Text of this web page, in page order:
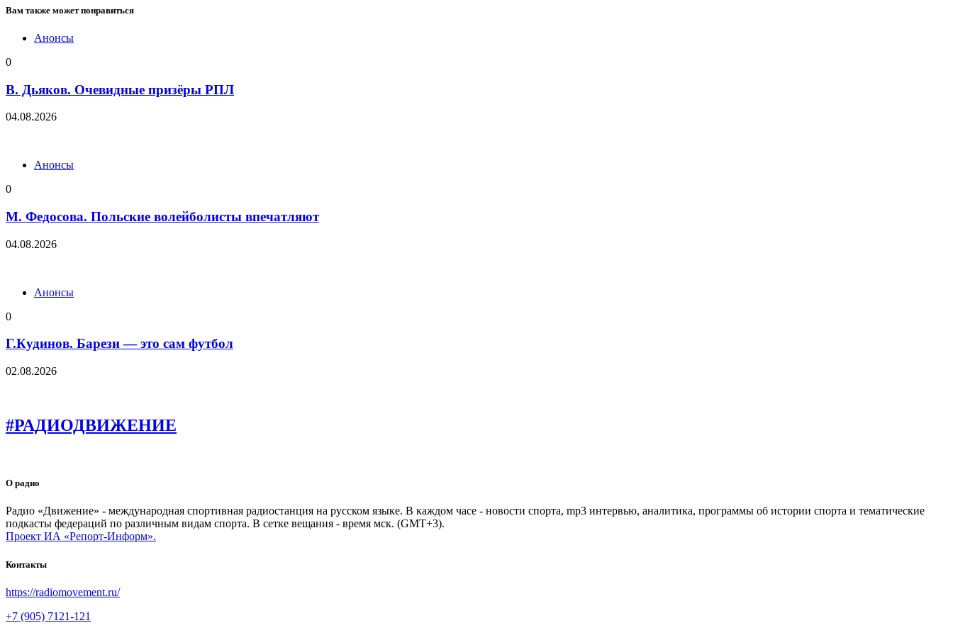
Вам также может понравиться
Анонсы
0
В. Дьяков. Очевидные призёры РПЛ
04.08.2026
Анонсы
0
М. Федосова. Польские волейболисты впечатляют
04.08.2026
Анонсы
0
Г.Кудинов. Барези — это сам футбол
02.08.2026
#РАДИОДВИЖЕНИЕ
О радио
Радио «Движение» - международная спортивная радиостанция на русском языке. В каждом часе - новости спорта, mp3 интервью, аналитика, программы об истории спорта и тематические
подкасты федераций по различным видам спорта. В сетке вещания - время мск. (GMT+3).
Проект ИА «Репорт-Информ».
Контакты
https://radiomovement.ru/
+7 (905) 7121-121